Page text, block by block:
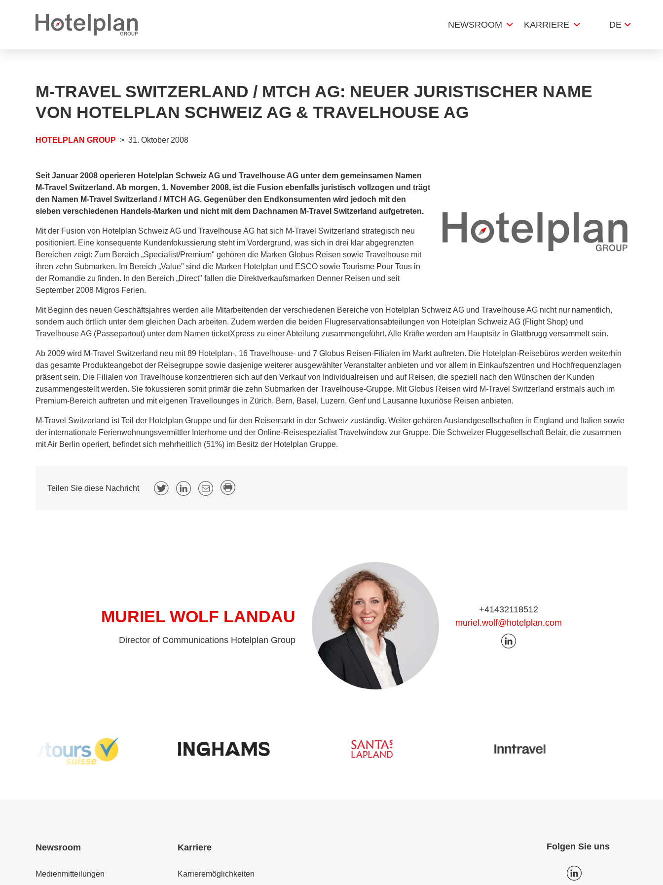
NEWSROOM
Jahresberichte
Logos
KARRIERE
Offene Stellen
Offene Lehrstellen
DE
M-TRAVEL SWITZERLAND / MTCH AG: NEUER JURISTISCHER NAME
VON HOTELPLAN SCHWEIZ AG & TRAVELHOUSE AG
HOTELPLAN GROUP 31. Oktober 2008
Seit Januar 2008 operieren Hotelplan Schweiz AG und Travelhouse AG unter dem gemeinsamen Namen
M-Travel Switzerland. Ab morgen, 1. November 2008, ist die Fusion ebenfalls juristisch vollzogen und trägt
den Namen M-Travel Switzerland / MTCH AG. Gegenüber den Endkonsumenten wird jedoch mit den
sieben verschiedenen Handels-Marken und nicht mit dem Dachnamen M-Travel Switzerland aufgetreten.
Mit der Fusion von Hotelplan Schweiz AG und Travelhouse AG hat sich M-Travel Switzerland strategisch neu
positioniert. Eine konsequente Kundenfokussierung steht im Vordergrund, was sich in drei klar abgegrenzten
Bereichen zeigt: Zum Bereich „Specialist/Premium" gehören die Marken Globus Reisen sowie Travelhouse mit
ihren zehn Submarken. Im Bereich „Value" sind die Marken Hotelplan und ESCO sowie Tourisme Pour Tous in
der Romandie zu finden. In den Bereich „Direct" fallen die Direktverkaufsmarken Denner Reisen und seit
September 2008 Migros Ferien.
Mit Beginn des neuen Geschäftsjahres werden alle Mitarbeitenden der verschiedenen Bereiche von Hotelplan Schweiz AG und Travelhouse AG nicht nur namentlich,
sondern auch örtlich unter dem gleichen Dach arbeiten. Zudem werden die beiden Flugreservationsabteilungen von Hotelplan Schweiz AG (Flight Shop) und
Travelhouse AG (Passepartout) unter dem Namen ticketXpress zu einer Abteilung zusammengeführt. Alle Kräfte werden am Hauptsitz in Glattbrugg versammelt sein.
Ab 2009 wird M-Travel Switzerland neu mit 89 Hotelplan-, 16 Travelhouse- und 7 Globus Reisen-Filialen im Markt auftreten. Die Hotelplan-Reisebüros werden weiterhin
das gesamte Produkteangebot der Reisegruppe sowie dasjenige weiterer ausgewählter Veranstalter anbieten und vor allem in Einkaufszentren und Hochfrequenzlagen
präsent sein. Die Filialen von Travelhouse konzentrieren sich auf den Verkauf von Individualreisen und auf Reisen, die speziell nach den Wünschen der Kunden
zusammengestellt werden. Sie fokussieren somit primär die zehn Submarken der Travelhouse-Gruppe. Mit Globus Reisen wird M-Travel Switzerland erstmals auch im
Premium-Bereich auftreten und mit eigenen Travellounges in Zürich, Bern, Basel, Luzern, Genf und Lausanne luxuriöse Reisen anbieten.
M-Travel Switzerland ist Teil der Hotelplan Gruppe und für den Reisemarkt in der Schweiz zuständig. Weiter gehören Auslandgesellschaften in England und Italien sowie
der internationale Ferienwohnungsvermittler Interhome und der Online-Reisespezialist Travelwindow zur Gruppe. Die Schweizer Fluggesellschaft Belair, die zusammen
mit Air Berlin operiert, befindet sich mehrheitlich (51%) im Besitz der Hotelplan Gruppe.
Teilen Sie diese Nachricht
MURIEL WOLF LANDAU
Director of Communications Hotelplan Group
+41432118512
muriel.wolf@hotelplan.com
Newsroom
Medienmitteilungen
Karriere
Karrieremöglichkeiten
Folgen Sie uns